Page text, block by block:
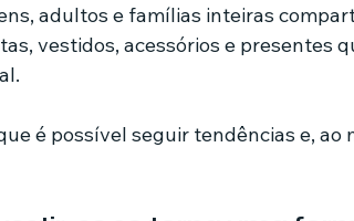
adultos e famílias inteiras
vestidos, acessórios e presentes
é possível seguir tendências e, ao